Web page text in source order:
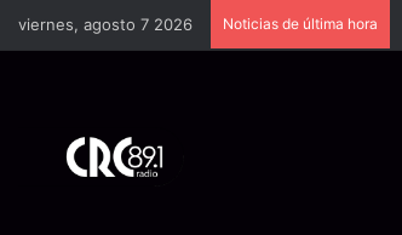
viernes, agosto 7 2026 Noticias de última hora